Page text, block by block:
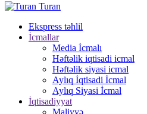
Turan
Ekspress təhlil
İcmallar
Media İcmalı
Həftəlik iqtisadi icmal
Həftəlik siyasi icmal
Aylıq İqtisadi İcmal
Aylıq Siyasi İcmal
İqtisadiyyat
Maliyyə